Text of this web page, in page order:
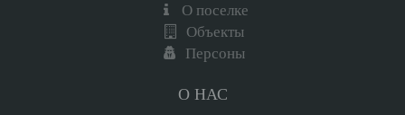
О поселке
Объекты
Персоны
О НАС